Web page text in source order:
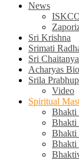
News
Sri Krishna
Srimati
Sri
Acharyas
Srila
Video
Spiritual
Bhakti
Bhakti
Bhakti
Bhakti